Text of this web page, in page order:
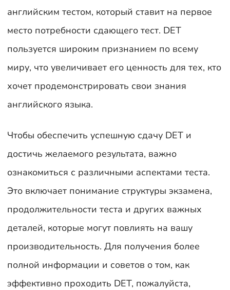
английским тестом, который ставит на первое
место потребности сдающего тест. DET
пользуется широким признанием по всему
миру, что увеличивает его ценность для тех, кто
хочет продемонстрировать свои знания
английского языка.
Чтобы обеспечить успешную сдачу DET и
достичь желаемого результата, важно
ознакомиться с различными аспектами теста.
Это включает понимание структуры экзамена,
продолжительности теста и других важных
деталей, которые могут повлиять на вашу
производительность. Для получения более
полной информации и советов о том, как
эффективно проходить DET, пожалуйста,